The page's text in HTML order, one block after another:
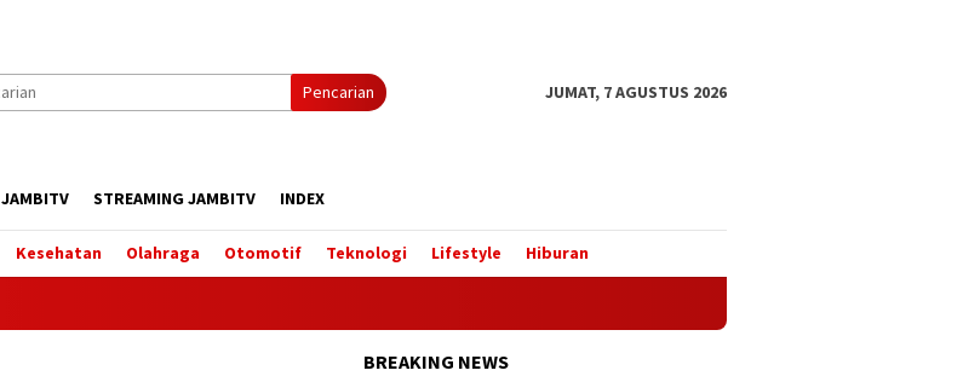
Pencarian
JUMAT, 7 AGUSTUS 2026
JAMBITV STREAMING JAMBITV INDEX
Kesehatan Olahraga Otomotif Teknologi Lifestyle Hiburan
BREAKING NEWS